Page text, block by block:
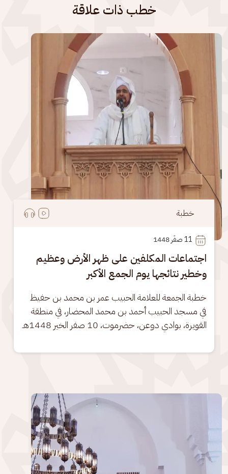
خطب ذات علاقة
الصورة
خطبة
11 صفَر 1448
اجتماعات المكلفين على ظهر الأرض وعظيم
وخطير نتائجها يوم الجمع الأكبر
خطبة الجمعة للعلامة الحبيب عمر بن محمد بن حفيظ
في مسجد الحبيب أحمد بن محمد المحضار، في منطقة
القويرة، بوادي دوعن، حضرموت، 10 صفر الخير 1448هـ
الصورة